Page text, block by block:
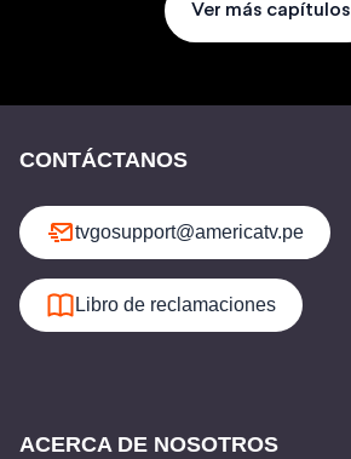
Ver más capítulos
CONTÁCTANOS
tvgosupport@americatv.pe
Libro de reclamaciones
ACERCA DE NOSOTROS